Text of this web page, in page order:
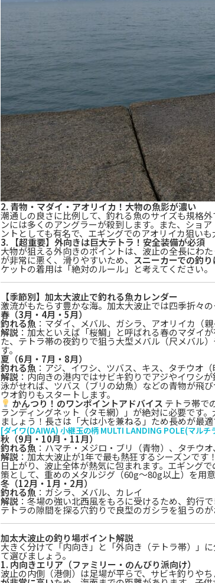
2. 青物・マダイ・アオリイカ！大物の魚影が濃い
潮通しの良さに比例して、釣れる魚のサイズも規格
ンには多くのアングラーが殺到します。また、ショ
ントとしても有名で、エギングでのアオリイカ狙い
3. 【超重要】外向きは巨大テトラ！安全装備が必須
大物が狙える外向きのポイントは、波止の全長にわ
が非常に悪く、滑りやすいため、 スニーカーでの釣
ケットの着用は「絶対のルール」と考えてください。
【季節別】加太大波止で釣れる魚カレンダー
激流がもたらす豊かな海。加太大波止では四季折々の
春（3月・4月・5月）
釣れる魚 ：マダイ、メバル、ガシラ、アオリイカ（親
解説：加太といえば「桜鯛」と呼ばれる春のマダイ
た、テトラ帯の夜釣りで狙う大型メバル（尺メバル
す。
夏（6月・7月・8月）
釣れる魚 ：アジ、イワシ、ツバス、キス、タチウオ（
解説：内向きの港内ではサビキ釣りでアジやイワシ
泳がせれば、ツバス（ブリの幼魚）などの青物が飛
ウオ釣りもスタートします。
かんつり！のワンポイントアドバイス テトラ帯で
ランディングネット（タモ網）」が絶対に必要です
ましょう！長さは「大は小を兼ねる」ため長めが最適
[ダイワ(DAIWA) 小継玉の柄 MULTI LANDING POLE(マル
秋（9月・10月・11月）
釣れる魚 ：ハマチ・メジロ・ブリ（青物）、タチウ
解説：加太大波止が1年で最も熱狂するシーズンです
日上がり、波止全体が熱気に包まれます。エギング
策として、重めのメタルジグ（60g〜80g以上）を用
冬（12月・1月・2月）
釣れる魚 ：ガシラ、メバル、カレイ
解説：冬場の強い北西風をもろに受けるため、釣行
テトラの隙間を探る穴釣りで良型のガシラを狙うのが
加太大波止の釣り場ポイント解説
大きく分けて「内向き」と「外向き（テトラ帯）」
て選びましょう。
1. 内向きエリア（ファミリー・のんびり派向け）
波止の内側（港側）は足場が平らで、サビキ釣りや